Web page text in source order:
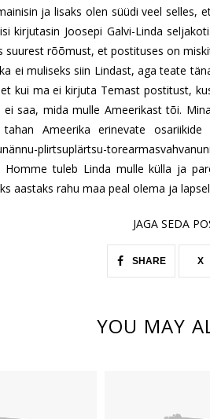
ja lisaks olen süüdi veel selles,
kirjutasin Joosepi Galvi-Linda
suurest rõõmust, et postituses on
ei muliseks siin Lindast, aga teate
kui ma ei kirjuta Temast postitust,
saa, mida mulle Ameerikast tõi.
Ameerika erinevate osariikide
plirtsuplärtsu-
Homme tuleb Linda mulle külla ja
aastaks rahu maa peal olema ja
JAGA SEDA
SHARE X
YOU MAY